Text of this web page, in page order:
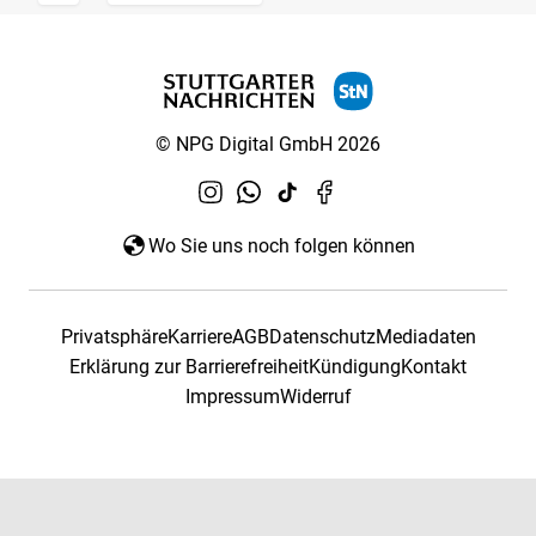
© NPG Digital GmbH 2026
Wo Sie uns noch folgen können
PrivatsphäreKarriereAGBDatenschutzMediadaten
Erklärung zur BarrierefreiheitKündigungKontakt
ImpressumWiderruf